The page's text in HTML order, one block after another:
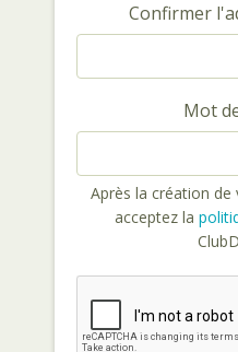
Confirmer
Mot
Après la création
acceptez la